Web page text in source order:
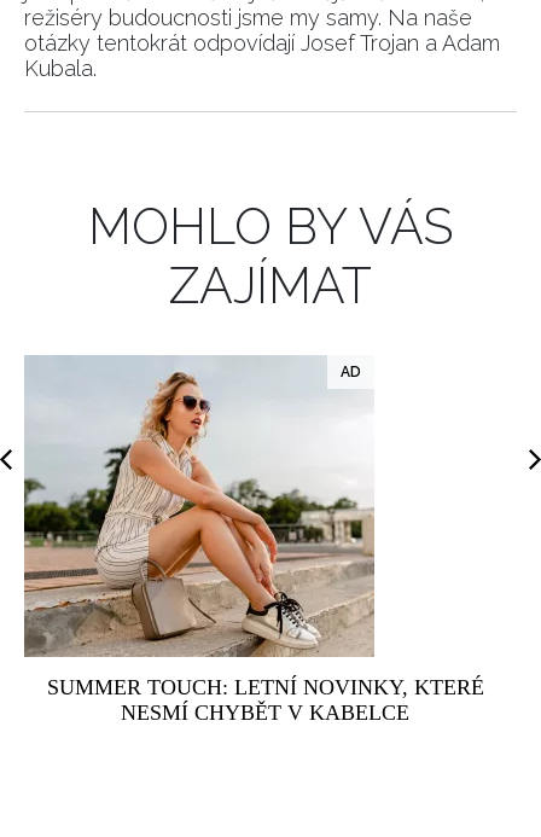
INFORMACE
REDAKCE
režiséry budoucnosti jsme my samy. Na naše
otázky tentokrát odpovídají Josef Trojan a Adam
Kubala.
MOHLO BY VÁS
ZAJÍMAT
SUMMER TOUCH: LETNÍ NOVINKY, KTERÉ
NESMÍ CHYBĚT V KABELCE